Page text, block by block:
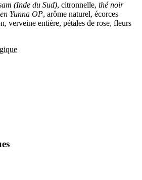
(Inde du Sud), citronnelle, thé noir
Yunna OP, arôme naturel, écorces
verveine entière, pétales de rose, fleurs